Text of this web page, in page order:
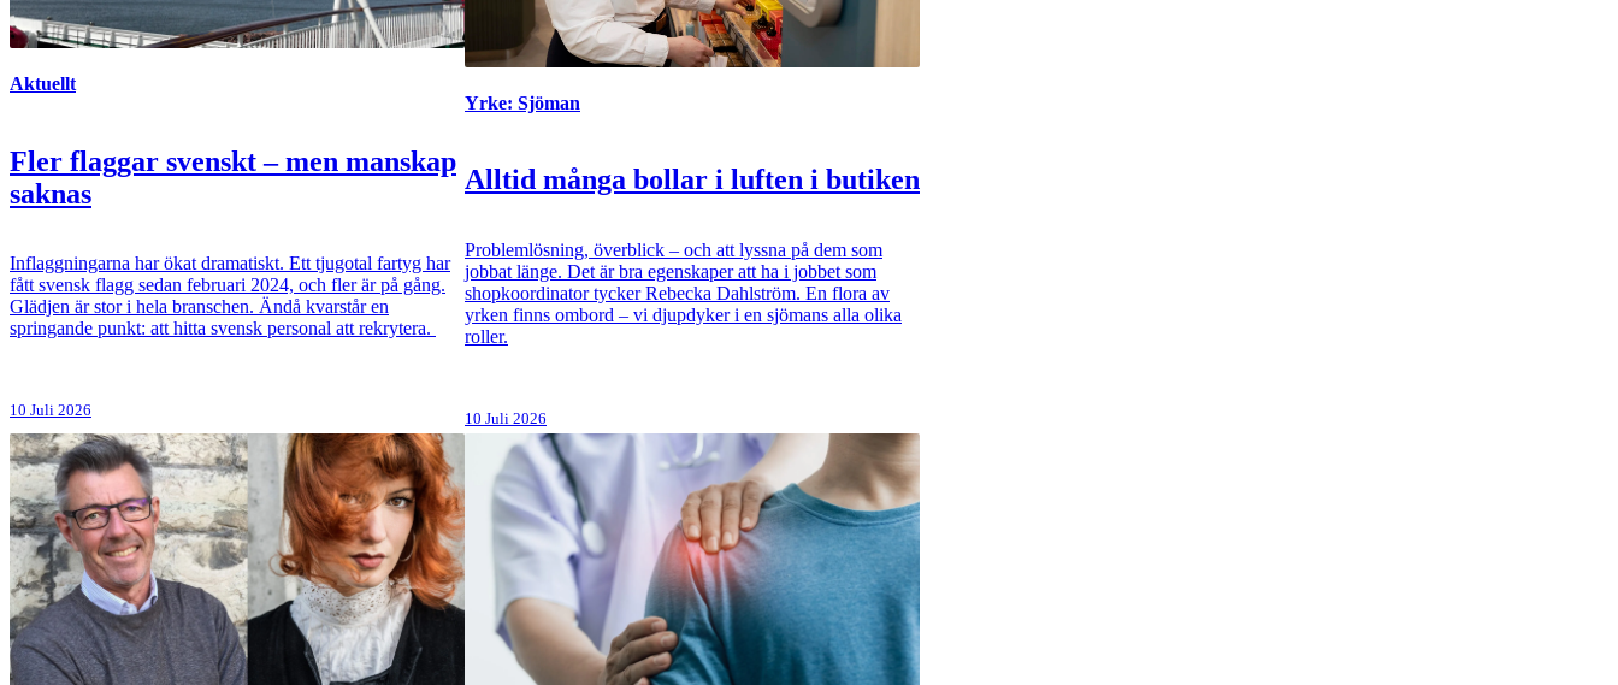
Aktuellt
Fler flaggar svenskt – men manskap
saknas
Inflaggningarna har ökat dramatiskt. Ett tjugotal fartyg har
fått svensk flagg sedan februari 2024, och fler är på gång.
Glädjen är stor i hela branschen. Ändå kvarstår en
springande punkt: att hitta svensk personal att rekrytera.
10 Juli 2026
Yrke: Sjöman
Alltid många bollar i luften i butiken
Problemlösning, överblick – och att lyssna på dem som
jobbat länge. Det är bra egenskaper att ha i jobbet som
shopkoordinator tycker Rebecka Dahlström. En flora av
yrken finns ombord – vi djupdyker i en sjömans alla olika
roller.
10 Juli 2026